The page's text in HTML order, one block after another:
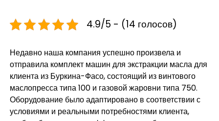
4.9/5 - (14 голосов)
Недавно наша компания успешно произвела и
отправила комплект машин для экстракции масла для
клиента из Буркина-Фасо, состоящий из винтового
маслопресса типа 100 и газовой жаровни типа 750.
Оборудование было адаптировано в соответствии с
условиями и реальными потребностями клиента,